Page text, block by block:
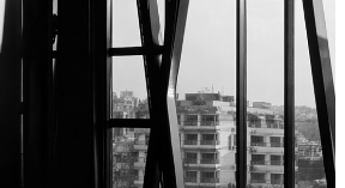
en contentieux immobilier
et en droit de
permet d’accompagner
promoteurs, entreprises
dans la gestion